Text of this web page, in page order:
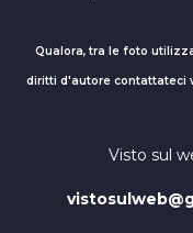
Qualora, tra le foto
diritti d'autore contattateci
Visto sul